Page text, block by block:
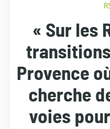
« Sur les
Provence
cherche
voies